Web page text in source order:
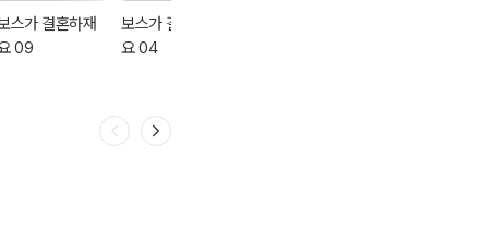
스가 결혼하재
09
보스가 결혼하재
요 04